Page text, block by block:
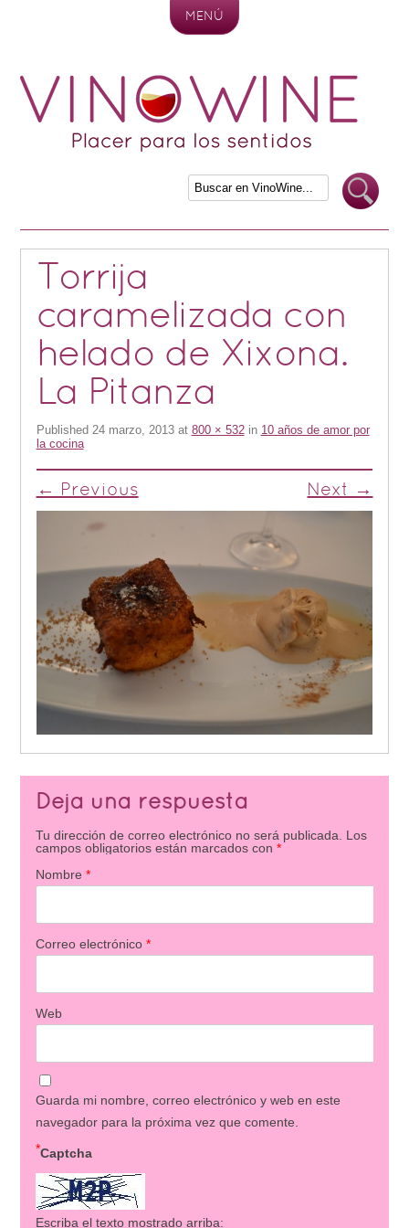
MENÚ
Torrija
caramelizada con
helado de Xixona.
La Pitanza
Published 24 marzo, 2013at 800 × 532in 10 años de amor por
la cocina
← Previous Next →
Deja una respuesta
Tu dirección de correo electrónico no será publicada.
Los
campos obligatorios están marcados con *
Nombre *
Correo electrónico *
Web
Guarda mi nombre, correo electrónico y web en este
navegador para la próxima vez que comente.
Captcha
*
Escriba el texto mostrado arriba: